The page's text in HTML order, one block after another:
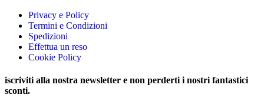
Privacy e Policy
Termini e Condizioni
Spedizioni
Effettua un reso
Cookie Policy
iscriviti alla nostra newsletter e non perderti i nostri fantastici
sconti.